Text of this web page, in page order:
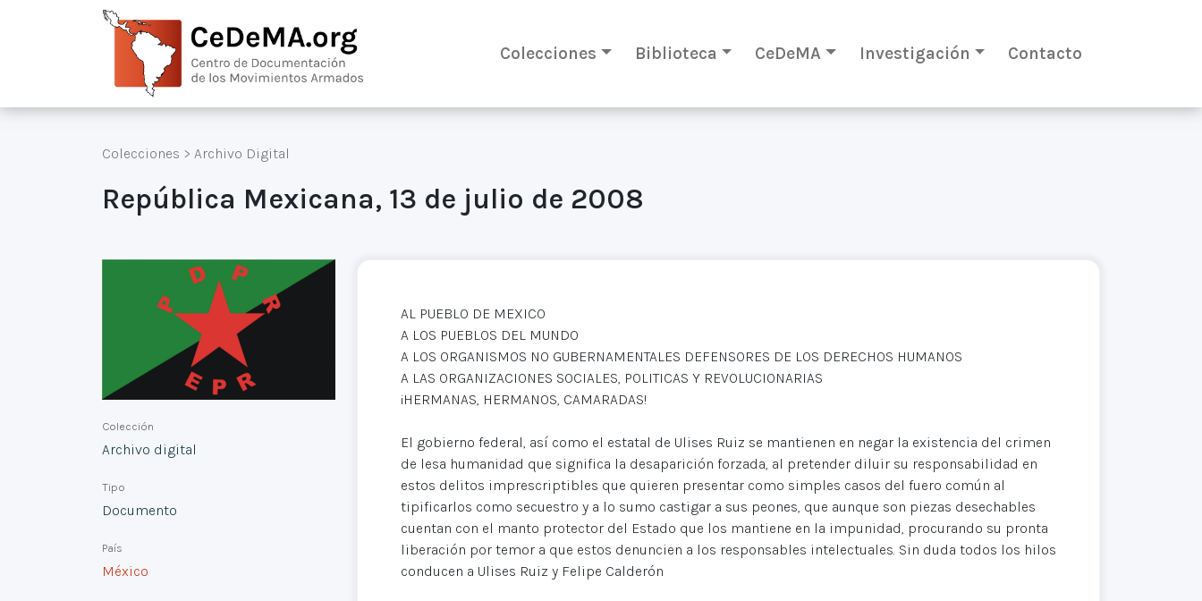
Colecciones Biblioteca CeDeMA Investigación Contacto
Colecciones > Archivo Digital
República Mexicana, 13 de julio de 2008
Colección
Archivo digital
Tipo
Documento
País
México
AL PUEBLO DE MEXICO
A LOS PUEBLOS DEL MUNDO
A LOS ORGANISMOS NO GUBERNAMENTALES DEFENSORES DE LOS DERECHOS HUMANOS
A LAS ORGANIZACIONES SOCIALES, POLITICAS Y REVOLUCIONARIAS
¡HERMANAS, HERMANOS, CAMARADAS!
El gobierno federal, así como el estatal de Ulises Ruiz se mantienen en negar la existencia del crimen
de lesa humanidad que significa la desaparición forzada, al pretender diluir su responsabilidad en
estos delitos imprescriptibles que quieren presentar como simples casos del fuero común al
tipificarlos como secuestro y a lo sumo castigar a sus peones, que aunque son piezas desechables
cuentan con el manto protector del Estado que los mantiene en la impunidad, procurando su pronta
liberación por temor a que estos denuncien a los responsables intelectuales. Sin duda todos los hilos
conducen a Ulises Ruiz y Felipe Calderón